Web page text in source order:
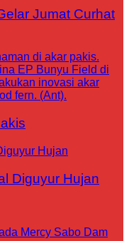
Jumat Curhat
Diguyur Hujan